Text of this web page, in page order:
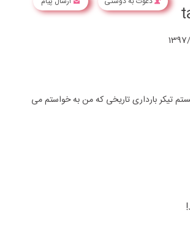
تیکر بارداری تاریخی که من به خواستم می